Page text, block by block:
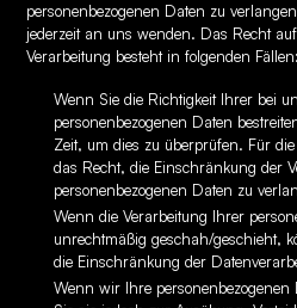
personenbezogenen Daten zu
jederzeit an uns wenden. Das Recht
Verarbeitung besteht in folgenden Fällen:
Wenn Sie die Richtigkeit Ihrer bei
personenbezogenen Daten
Zeit, um dies zu überprüfen. Für
das Recht, die Einschränkung der
personenbezogenen Daten zu
Wenn die Verarbeitung Ihrer
unrechtmäßig geschah/geschieht,
die Einschränkung der
Wenn wir Ihre